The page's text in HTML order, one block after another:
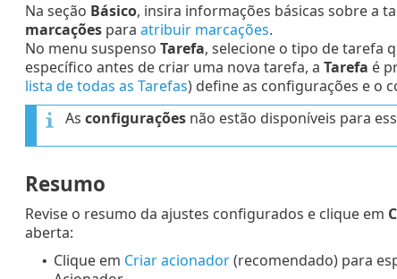
Na seção Básico, insira informações básicas sobre a
marcaçõespara atribuir marcações.
No menu suspenso Tarefa, selecione o tipo de tarefa
específico antes de criar uma nova tarefa, a Tarefa é
lista de todas as Tarefas) define as configurações e o
As configuraçõesnão estão disponíveis para
Resumo
Revise o resumo da ajustes configurados e clique em
aberta:
• Clique em Criar acionador(recomendado) para